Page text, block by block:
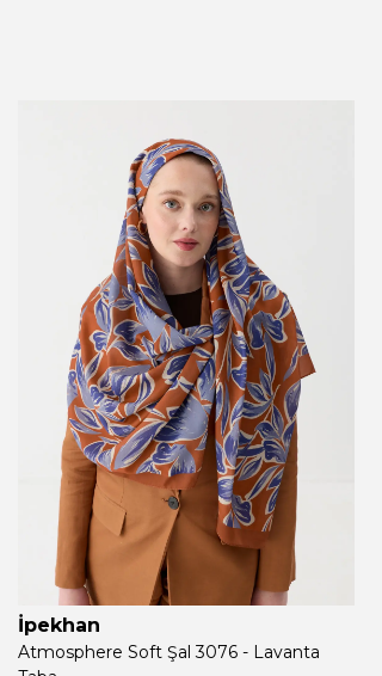
İpekhan
Atmosphere Soft Şal 3076 - Lavanta